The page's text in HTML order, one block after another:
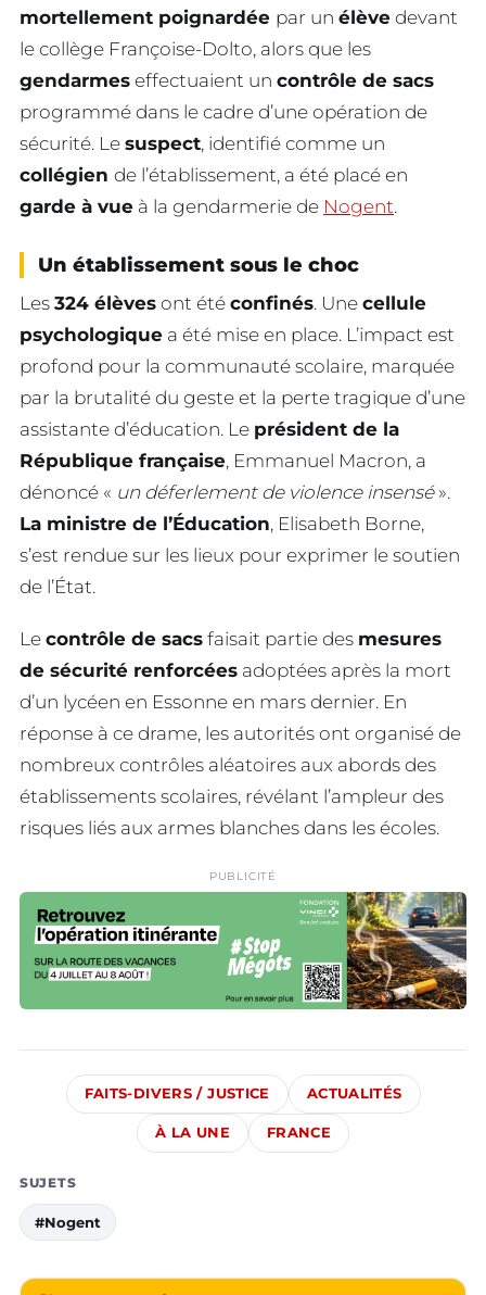
mortellement poignardée par un élève devant
le collège Françoise-Dolto, alors que les
gendarmes effectuaient un contrôle de sacs
programmé dans le cadre d’une opération de
sécurité. Le suspect, identifié comme un
collégien de l’établissement, a été placé en
garde à vue à la gendarmerie de Nogent.
Un établissement sous le choc
Les 324 élèves ont été confinés. Une cellule
psychologique a été mise en place. L’impact est
profond pour la communauté scolaire, marquée
par la brutalité du geste et la perte tragique d’une
assistante d’éducation. Le président de la
République française, Emmanuel Macron, a
dénoncé « un déferlement de violence insensé ».
La ministre de l’Éducation, Elisabeth Borne,
s’est rendue sur les lieux pour exprimer le soutien
de l’État.
Le contrôle de sacs faisait partie des mesures
de sécurité renforcées adoptées après la mort
d’un lycéen en Essonne en mars dernier. En
réponse à ce drame, les autorités ont organisé de
nombreux contrôles aléatoires aux abords des
établissements scolaires, révélant l’ampleur des
risques liés aux armes blanches dans les écoles.
PUBLICITÉ
FAITS-DIVERS / JUSTICE ACTUALITÉS
À LA UNE FRANCE
SUJETS
#Nogent